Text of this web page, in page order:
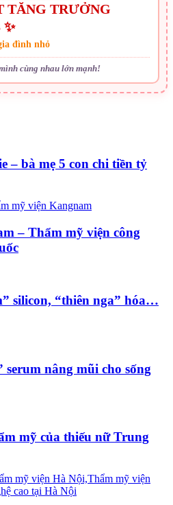
TĂNG TRƯỞNG
đình nhỏ
cùng nhau lớn mạnh!
– bà mẹ 5 con chi tiền tỷ
– Thẩm mỹ viện công
silicon, “thiên nga” hóa…
serum nâng mũi cho sống
mỹ của thiếu nữ Trung